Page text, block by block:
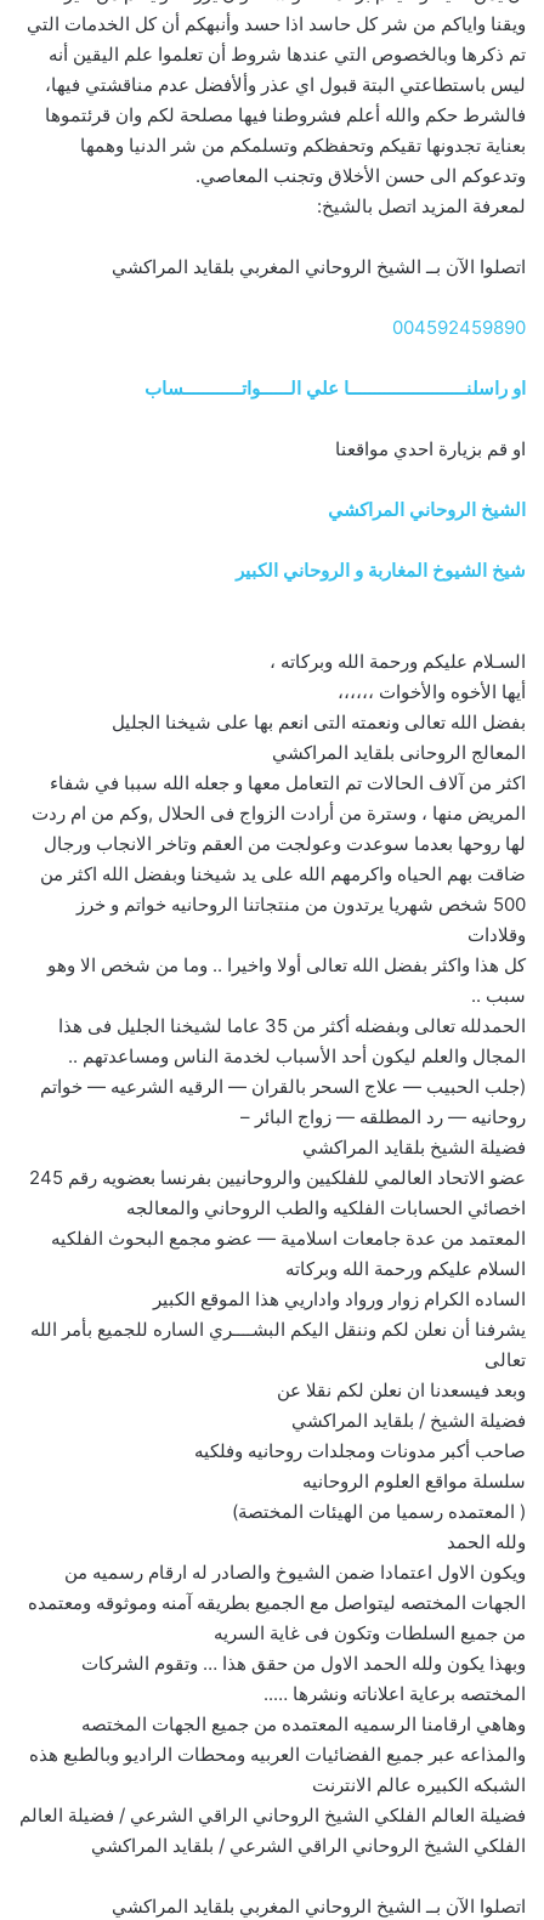
ويقنا واياكم من شر كل حاسد اذا حسد وأنبهكم أن كل الخدمات التي
تم ذكرها وبالخصوص التي عندها شروط أن تعلموا علم اليقين أنه
ليس باستطاعتي البتة قبول اي عذر وألأفضل عدم مناقشتي فيها،
فالشرط حكم والله أعلم فشروطنا فيها مصلحة لكم وان قرئتموها
بعناية تجدونها تقيكم وتحفظكم وتسلمكم من شر الدنيا وهمها
وتدعوكم الى حسن الأخلاق وتجنب المعاصي.
لمعرفة المزيد اتصل بالشيخ:
اتصلوا الآن بــ الشيخ الروحاني المغربي بلقايد المراكشي
004592459890
او راسلنــــــــــــــــــــــــا علي الــــــواتــــــــــــساب
او قم بزيارة احدي مواقعنا
الشيخ الروحاني المراكشي
شيخ الشيوخ المغاربة و الروحاني الكبير
السـلام عليكم ورحمة الله وبركاته ،
أيها الأخوه والأخوات ،،،،،،
بفضل الله تعالى ونعمته التى انعم بها على شيخنا الجليل
المعالج الروحانى بلقايد المراكشي
اكثر من آلاف الحالات تم التعامل معها و جعله الله سببا في شفاء
المريض منها ، وسترة من أرادت الزواج فى الحلال ,وكم من ام ردت
لها روحها بعدما سوعدت وعولجت من العقم وتاخر الانجاب ورجال
ضاقت بهم الحياه واكرمهم الله على يد شيخنا وبفضل الله اكثر من
500 شخص شهريا يرتدون من منتجاتنا الروحانيه خواتم و خرز
وقلادات
كل هذا واكثر بفضل الله تعالى أولا واخيرا .. وما من شخص الا وهو
سبب ..
الحمدلله تعالى وبفضله أكثر من 35 عاما لشيخنا الجليل فى هذا
المجال والعلم ليكون أحد الأسباب لخدمة الناس ومساعدتهم ..
(جلب الحبيب — علاج السحر بالقران — الرقيه الشرعيه — خواتم
روحانيه — رد المطلقه — زواج البائر –
فضيلة الشيخ بلقايد المراكشي
عضو الاتحاد العالمي للفلكيين والروحانيين بفرنسا بعضويه رقم 245
اخصائي الحسابات الفلكيه والطب الروحاني والمعالجه
المعتمد من عدة جامعات اسلامية — عضو مجمع البحوث الفلكيه
السلام عليكم ورحمة الله وبركاته
الساده الكرام زوار ورواد واداريي هذا الموقع الكبير
يشرفنا أن نعلن لكم وننقل اليكم البشــــري الساره للجميع بأمر الله
تعالى
وبعد فيسعدنا ان نعلن لكم نقلا عن
فضيلة الشيخ / بلقايد المراكشي
صاحب أكبر مدونات ومجلدات روحانيه وفلكيه
سلسلة مواقع العلوم الروحانيه
( المعتمده رسميا من الهيئات المختصة)
ولله الحمد
ويكون الاول اعتمادا ضمن الشيوخ والصادر له ارقام رسميه من
الجهات المختصه ليتواصل مع الجميع بطريقه آمنه وموثوقه ومعتمده
من جميع السلطات وتكون فى غاية السريه
وبهذا يكون ولله الحمد الاول من حقق هذا … وتقوم الشركات
المختصه برعاية اعلاناته ونشرها …..
وهاهي ارقامنا الرسميه المعتمده من جميع الجهات المختصه
والمذاعه عبر جميع الفضائيات العربيه ومحطات الراديو وبالطبع هذه
الشبكه الكبيره عالم الانترنت
فضيلة العالم الفلكي الشيخ الروحاني الراقي الشرعي / فضيلة العالم
الفلكي الشيخ الروحاني الراقي الشرعي / بلقايد المراكشي
اتصلوا الآن بــ الشيخ الروحاني المغربي بلقايد المراكشي